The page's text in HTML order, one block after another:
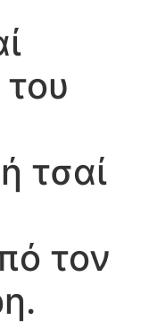
τσαί
τον